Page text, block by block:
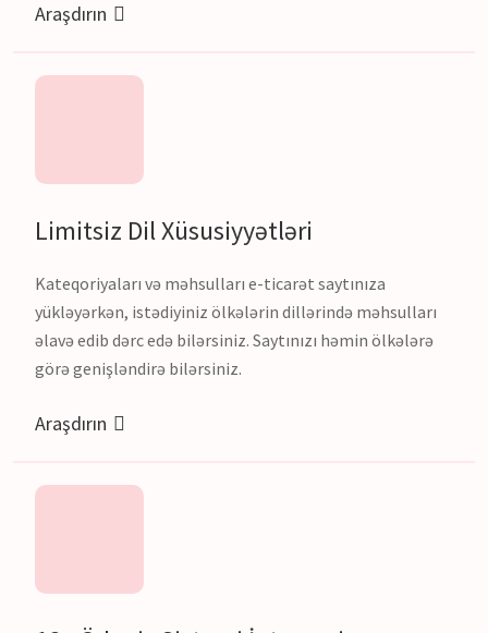
Araşdırın
Limitsiz Dil Xüsusiyyətləri
Kateqoriyaları və məhsulları e-ticarət saytınıza
yükləyərkən, istədiyiniz ölkələrin dillərində məhsulları
əlavə edib dərc edə bilərsiniz. Saytınızı həmin ölkələrə
görə genişləndirə bilərsiniz.
Araşdırın